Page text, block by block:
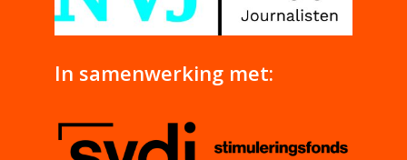
In samenwerking met: